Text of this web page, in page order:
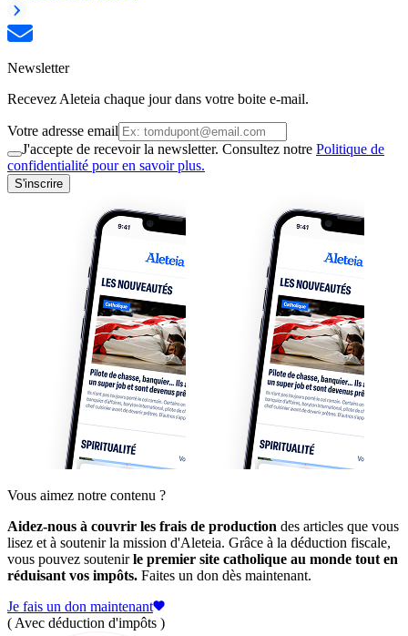
Newsletter
Recevez Aleteia chaque jour dans votre boite e-mail.
Votre adresse email
J'accepte de recevoir la newsletter. Consultez notre Politique de
confidentialité pour en savoir plus.
S'inscrire
Vous aimez notre contenu ?
Aidez-nous à couvrir les frais de production des articles que vous
lisez et à soutenir la mission d'Aleteia. Grâce à la déduction fiscale,
vous pouvez soutenirle premier site catholique au monde tout en
réduisant vos impôts. Faites un don dès maintenant.
Je fais un don maintenant
( Avec déduction d'impôts )